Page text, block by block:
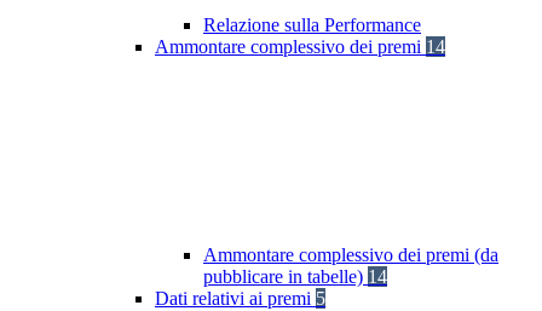
Relazione sulla Performance
Ammontare complessivo dei premi 14
Ammontare complessivo dei premi (da
pubblicare in tabelle) 14
Dati relativi ai premi 5